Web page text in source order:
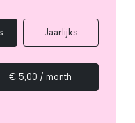
Jaarlijks
€ 5,00 / month